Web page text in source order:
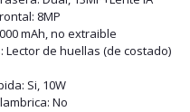
8MP
mAh, no extraible
Lector de huellas (de costado)
Si, 10W
No